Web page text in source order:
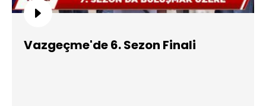
Vazgeçme'de 6. Sezon Finali